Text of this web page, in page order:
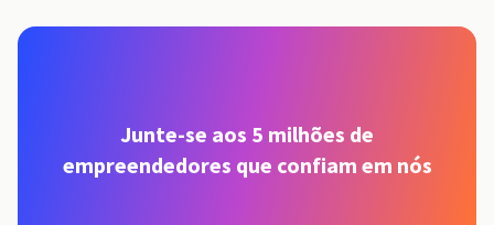
Junte-se aos 5 milhões de
empreendedores que confiam em nós